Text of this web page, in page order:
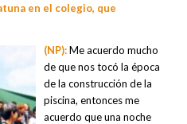
en el colegio, que
(NP):Me acuerdo mucho
de que nos tocó la época
de la construcción de la
piscina, entonces me
acuerdo que una noche